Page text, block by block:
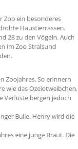
Zoo ein besonderes
Haustierrassen.
28 zu den Vögeln. Auch
im Zoo Stralsund
Zoojahres. So erinnern
wie das Ozelotweibchen,
Verluste bergen jedoch
Bulle. Henry wird die
eine junge Braut. Die